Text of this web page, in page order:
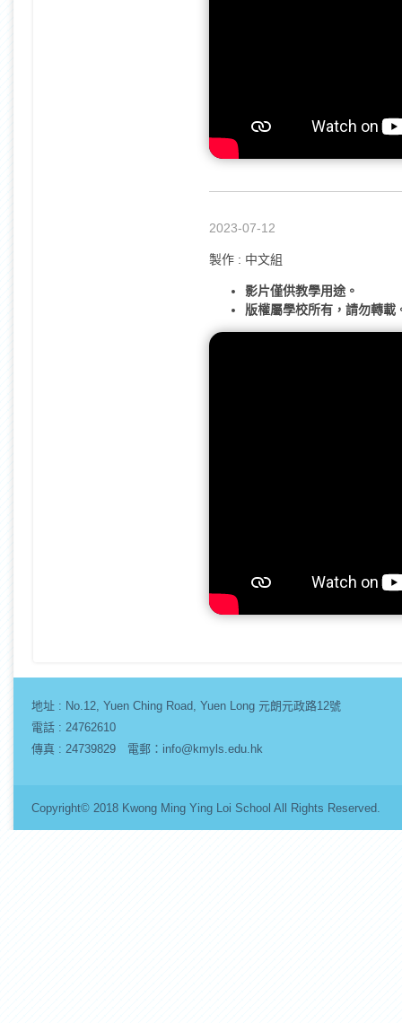
2023-07-12
製作 : 中文組
影片僅供教學用途。
版權屬學校所有，請勿轉載
地址 : No.12, Yuen Ching Road, Yuen Long 元朗元政路12號
電話 : 24762610
傳真 : 24739829 電郵：info@kmyls.edu.hk
Copyright© 2018 Kwong Ming Ying Loi School All Rights Reserved.